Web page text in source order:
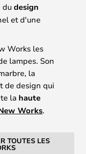
dudesign
et d'une
Works les
lampes. Son
la
de design qui
la haute
Works.
TOUTES LES